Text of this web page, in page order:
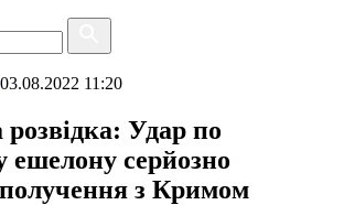
03.08.2022 11:20
Удар по
ешелону серйозно
з Кримом